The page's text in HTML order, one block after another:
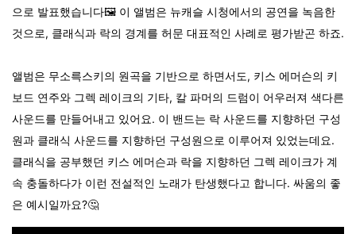
으로 발표했습니다🖼️ 이 앨범은 뉴캐슬 시청에서의 공연을 녹음한
것으로, 클래식과 락의 경계를 허문 대표적인 사례로 평가받곤 하죠.
앨범은 무소륵스키의 원곡을 기반으로 하면서도, 키스 에머슨의 키
보드 연주와 그렉 레이크의 기타, 칼 파머의 드럼이 어우러져 색다른
사운드를 만들어내고 있어요. 이 밴드는 락 사운드를 지향하던 구성
원과 클래식 사운드를 지향하던 구성원으로 이루어져 있었는데요.
클래식을 공부했던 키스 에머슨과 락을 지향하던 그렉 레이크가 계
속 충돌하다가 이런 전설적인 노래가 탄생했다고 합니다. 싸움의 좋
은 예시일까요?🤔